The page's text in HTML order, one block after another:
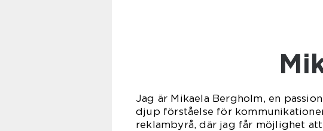
Jag är Mikaela Bergholm, en
djup förståelse för
reklambyrå, där jag får möjlighet